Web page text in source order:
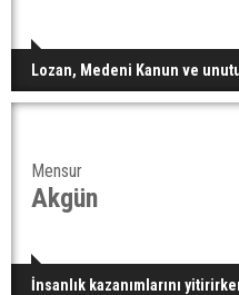
Lozan, Medeni Kanun ve
Mensur
Akgün
İnsanlık kazanımlarını